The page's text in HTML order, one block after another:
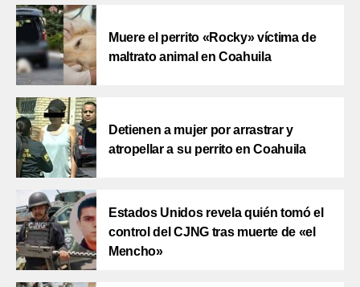
Muere el perrito «Rocky» víctima de
maltrato animal en Coahuila
Detienen a mujer por arrastrar y
atropellar a su perrito en Coahuila
Estados Unidos revela quién tomó el
control del CJNG tras muerte de «el
Mencho»